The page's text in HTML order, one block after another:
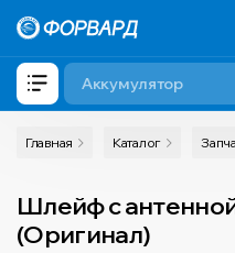
Главная Каталог
Шлейф с антенной
(Оригинал)